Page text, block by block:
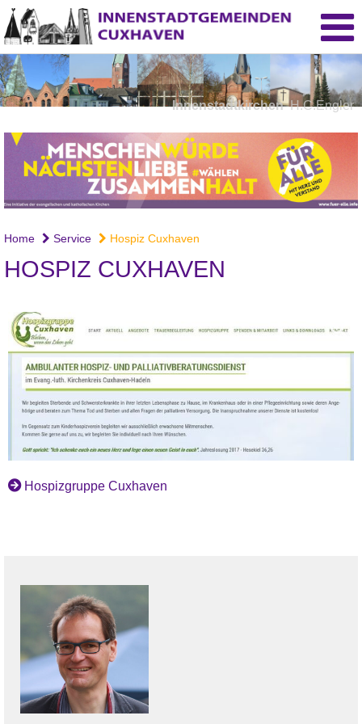
InnenstadtkirchenH.C.Engler
Home Service Hospiz Cuxhaven
HOSPIZ CUXHAVEN
Hospizgruppe Cuxhaven